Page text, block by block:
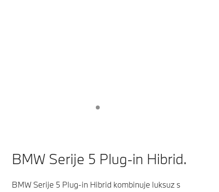
BMW Serije 5 Plug-in Hibrid.
BMW Serije 5 Plug-in Hibrid kombinuje luksuz s